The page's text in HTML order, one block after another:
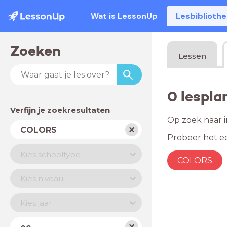
Wat is LessonUp
Zoeken
Verfijn je zoekresultaten
VakCOLORS
Schooltype
Kies schooltype
Niveau
Kies niveau
JaarKies jaar
Lessen
0
Op zoek naar
Probeer het
COLORS